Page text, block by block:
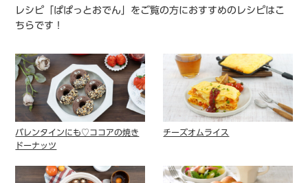
レシピ「ぱぱっとおでん」をご覧の方におすすめのレシピはこ
ちらです！
バレンタインにも♡ココアの焼き
ドーナッツ
チーズオムライス